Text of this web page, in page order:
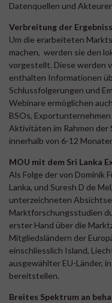
Datenquellen und
Verbreitung der
Um die erarbeiteten
machen, werden sie den
vorgestellt. Diese werden
enthalten Informationen
Schlussfolgerungen und
Webinare ermöglichen
BSOs,
Aktivitäten im Rahmen
innerhalb von 6-12
MOU mit dem Sri Lanka
Als Folge der von Dominik
Lanka, und Suresh D de
unterzeichneten
Marktforschungsstudien
erster Hand über die
Mitgliedsländern der
einschliesslich Island,
ausgewählter EU-Länder,
bereitstellen.
Breites Spektrum an